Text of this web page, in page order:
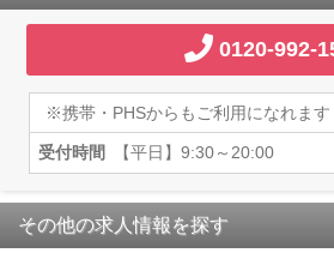
0120-992-
※携帯・PHSからもご利用になれます
受付時間 【平日】9:30～20:00
その他の求人情報を探す